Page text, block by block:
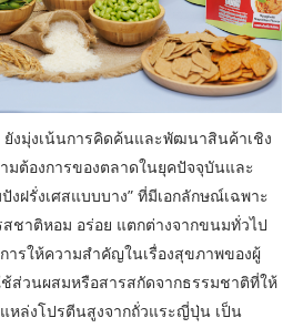
ยังมุ่งเน้นการคิดค้นและพัฒนาสินค้าเชิง
มต้องการของตลาดในยุคปัจจุบันและ
งฝรั่งเศสแบบบาง” ที่มีเอกลักษณ์เฉพาะ
สชาติหอม อร่อย แตกต่างจากขนมทั่วไป
ารให้ความสำคัญในเรื่องสุขภาพของผู้
ส่วนผสมหรือสารสกัดจากธรรมชาติที่ให้
หล่งโปรตีนสูงจากถั่วแระญี่ปุ่น เป็น